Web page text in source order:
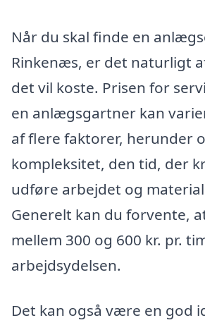
Når du skal finde en
Rinkenæs, er det naturligt
det vil koste. Prisen for
en anlægsgartner kan
af flere faktorer, herunder
kompleksitet, den tid, der
udføre arbejdet og
Generelt kan du forvente,
mellem 300 og 600 kr. pr.
arbejdsydelsen.
Det kan også være en god